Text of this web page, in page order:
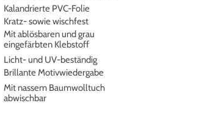
Kalandrierte PVC-Folie
Kratz- sowie wischfest
Mit ablösbaren und grau
eingefärbten Klebstoff
Licht- und UV-beständig
Brillante Motivwiedergabe
Mit nassem Baumwolltuch
abwischbar